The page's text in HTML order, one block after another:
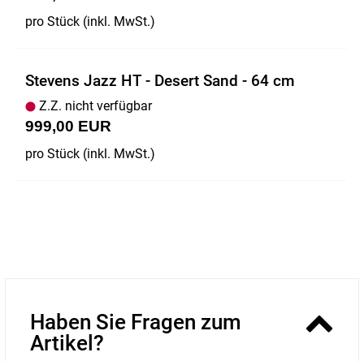
pro Stück (inkl. MwSt.)
Stevens Jazz HT - Desert Sand - 64 cm
Z.Z. nicht verfügbar
999,00 EUR
pro Stück (inkl. MwSt.)
Haben Sie Fragen zum
Artikel?